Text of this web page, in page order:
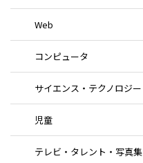
Web
コンピュータ
サイエンス・テクノロジー
児童
テレビ・タレント・写真集